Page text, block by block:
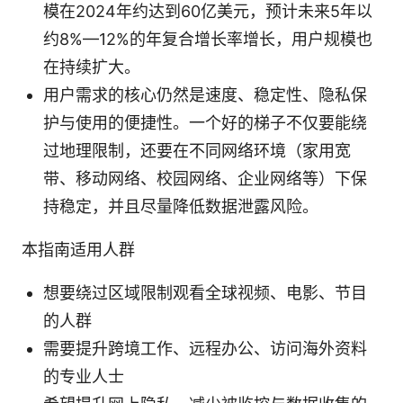
模在2024年约达到60亿美元，预计未来5年以
约8%—12%的年复合增长率增长，用户规模也
在持续扩大。
用户需求的核心仍然是速度、稳定性、隐私保
护与使用的便捷性。一个好的梯子不仅要能绕
过地理限制，还要在不同网络环境（家用宽
带、移动网络、校园网络、企业网络等）下保
持稳定，并且尽量降低数据泄露风险。
本指南适用人群
想要绕过区域限制观看全球视频、电影、节目
的人群
需要提升跨境工作、远程办公、访问海外资料
的专业人士